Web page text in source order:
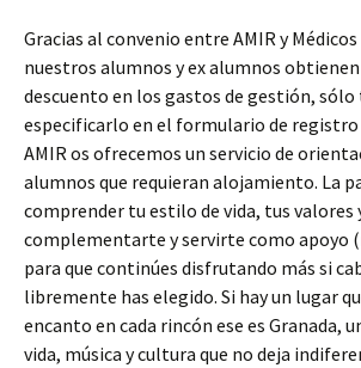
Gracias al convenio entre AMIR y
nuestros alumnos y ex alumnos obtienen
descuento en los gastos de gestión, sólo
especificarlo en el formulario de registro
AMIR os ofrecemos un servicio de
alumnos que requieran alojamiento. La
comprender tu estilo de vida, tus valores
complementarte y servirte como apoyo
para que continúes disfrutando más si
libremente has elegido. Si hay un lugar
encanto en cada rincón ese es Granada,
vida, música y cultura que no deja